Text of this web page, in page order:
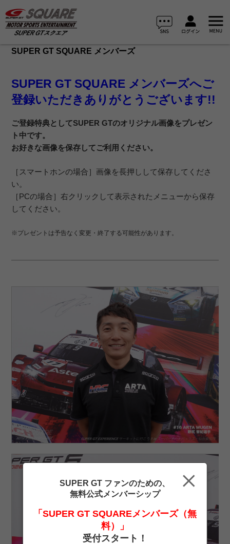
SUPER GT SQUARE メンバーズ
SUPER GT SQUARE メンバーズへご
登録いただきありがとうございます!!
ご登録特典としてSUPER GTのオリジナル画像をプレゼン
ト中です。
お好きな画像を保存してご利用ください。
［スマートホンの場合］画像を長押しして保存してくださ
い。
［PCの場合］右クリックして表示されたメニューから保存
してください。
※プレゼントは予告なく変更・終了する可能性があります。
SUPER GT ファンのための、
無料公式メンバーシップ
「SUPER GT SQUAREメンバーズ（無
料）」
受付スタート！